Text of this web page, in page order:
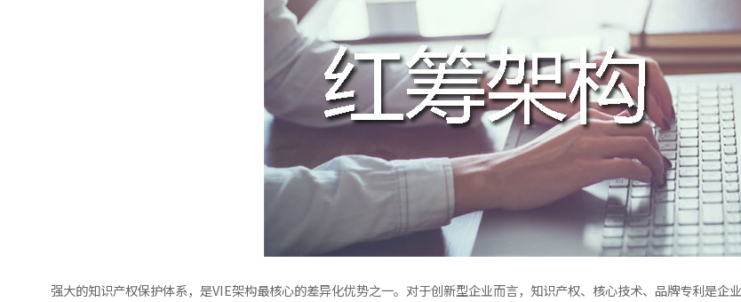
强大的知识产权保护体系，是VIE架构最核心的差异化优势之一。对于创新型企业而言，知识产权、核心技术、品牌专利是